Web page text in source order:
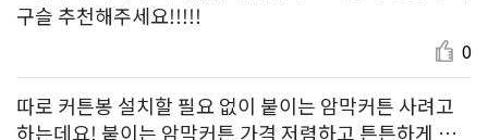
구슬 추천해주세요!!!!!
0
따로 커튼봉 설치할 필요 없이 붙이는 암막커튼 사려고
하는데요! 붙이는 암막커튼 가격 저렴하고 튼튼하게 잘